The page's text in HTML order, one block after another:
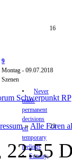
16
23
9
Montag - 09.07.2018
Szenen
•Never
make
permanent
decisions
on
temporary
feelings
•Sunday,
» Alle Foren
22:55